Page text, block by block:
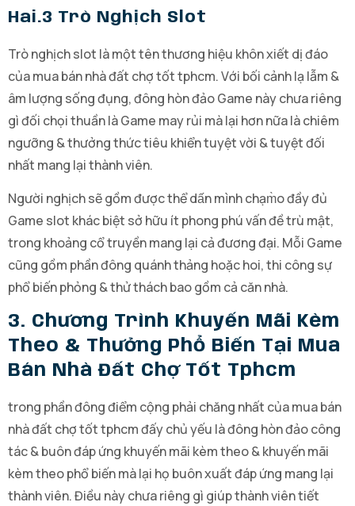
Hai.3 Trò Nghịch Slot
Trò nghịch slot là một tên thương hiệu khôn xiết dị đáo
của mua bán nhà đất chợ tốt tphcm. Với bối cảnh lạ lẫm &
âm lượng sống đụng, đông hòn đảo Game này chưa riêng
gì đối chọi thuần là Game may rủi mà lại hơn nữa là chiêm
ngưỡng & thưởng thức tiêu khiển tuyệt vời & tuyệt đối
nhất mang lại thành viên.
Người nghịch sẽ gồm được thể dấn mình chạm̀o đầy đủ
Game slot khác biệt sở hữu ít phong phú vấn đề trù mật,
trong khoảng cổ truyền mang lại cả đương đại. Mỗi Game
cũng gồm phần đông quánh thảng hoặc hoi, thi công sự
phổ biến phỏng & thử thách bao gồm cả căn nhà.
3. Chương Trình Khuyến Mãi Kèm
Theo & Thưởng Phổ Biến Tại Mua
Bán Nhà Đất Chợ Tốt Tphcm
trong phần đông điểm cộng phải chăng nhất của mua bán
nhà đất chợ tốt tphcm đấy chủ yếu là đông hòn đảo công
tác & buôn đáp ứng khuyến mãi kèm theo & khuyến mãi
kèm theo phổ biến mà lại họ buôn xuất đáp ứng mang lại
thành viên. Điều này chưa riêng gì giúp thành viên tiết